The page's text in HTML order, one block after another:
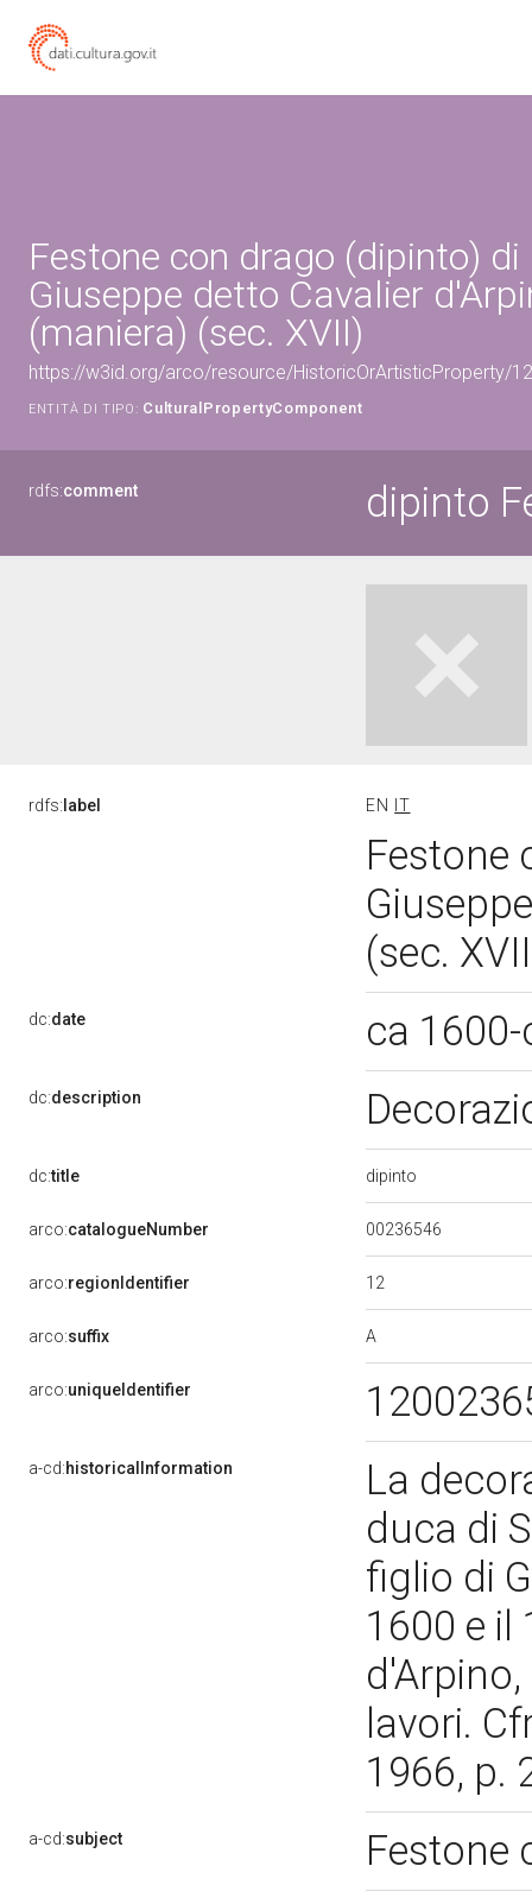
Festone con drago (dipinto) di
Giuseppe detto Cavalier
(maniera) (sec. XVII)
https://w3id.org/arco/resource/HistoricOrArtisticProperty/
ENTITÀ DI TIPO: CulturalPropertyComponent
rdfs:comment dipinto
rdfs: label EN IT
Festone
(sec.
dc:date ca
dc:description
dc:title dipinto
arco:catalogueNumber 00236546
arco:regionIdentifier 12
arco:suffix A
arco:uniqueIdentifier
a-cd:historicalInformation
La
duca di
figlio di
1600 e il
lavori.
1966, p.
a-cd:subject Festone